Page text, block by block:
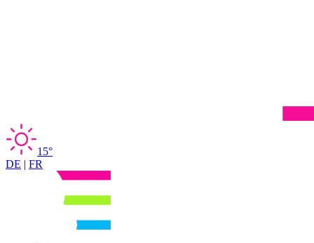
15°
DE | FR